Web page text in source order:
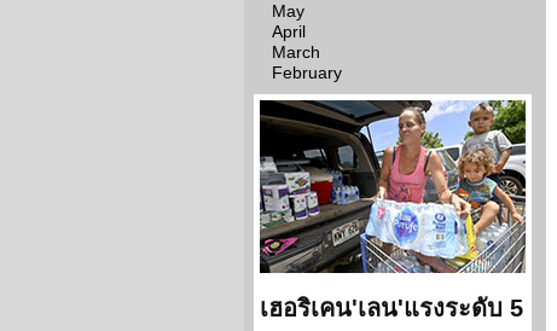
May
April
March
February
เฮอริเคน'เลน'แรงระดับ 5